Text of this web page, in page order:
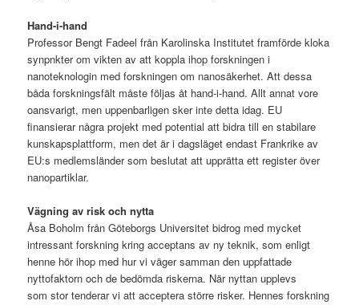
Hand-i-hand
Professor Bengt Fadeel från Karolinska Institutet framförde kloka
synpnkter om vikten av att koppla ihop forskningen i
nanoteknologin med forskningen om nanosäkerhet. Att dessa
båda forskningsfält måste följas åt hand-i-hand. Allt annat vore
oansvarigt, men uppenbarligen sker inte detta idag. EU
finansierar några projekt med potential att bidra till en stabilare
kunskapsplattform, men det är i dagsläget endast Frankrike av
EU:s medlemsländer som beslutat att upprätta ett register över
nanopartiklar.
Vägning av risk och nytta
Åsa Boholm från Göteborgs Universitet bidrog med mycket
intressant forskning kring acceptans av ny teknik, som enligt
henne hör ihop med hur vi väger samman den uppfattade
nyttofaktorn och de bedömda riskerna. När nyttan upplevs
som stor tenderar vi att acceptera större risker. Hennes forskning